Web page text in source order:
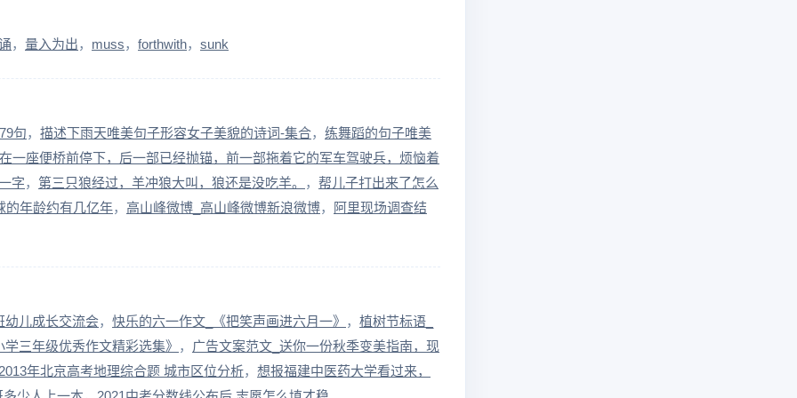
量入为出 muss forthwith sunk
句 描述下雨天唯美句子形容女子美貌的诗词-集合
练舞蹈的句子唯美
一座便桥前停下，后一部已经抛锚，前一部拖着它的军车驾驶兵，烦恼着
字
第三只狼经过，羊冲狼大叫，狼还是没吃羊。
帮儿子打出来了怎么
的年龄约有几亿年
高山峰微博_高山峰微博新浪微博 阿里现场调查结
儿成长交流会 快乐的六一作文_《把笑声画进六月一》
植树节标语_
三年级优秀作文精彩选集》
广告文案范文_送你一份秋季变美指南，现
年北京高考地理综合题 城市区位分析
想报福建中医药大学看过来，